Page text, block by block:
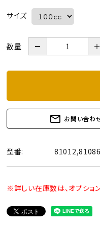
サイズ
数量 － ＋
mail_outline お問い合わ
型番:
※詳しい在庫数は、オプショ